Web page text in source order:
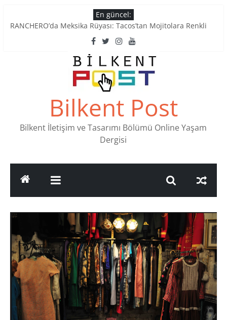
to
En güncel:
RANCHERO’da Meksika Rüyası: Tacos’tan Mojitolara Renkli
Ankara’nın Ruhunu Notalarda Yaşatan 4 Müzik Durağı
Pullardaki tarih: PTT Pul Müzesi
Stamp Collectors Unite: Places to Find Stamps in Ankara
Tatlı Konuşalım: Ankara’nın 4 Köklü Pastanesi
Bilkent Post
Bilkent İletişim ve Tasarımı Bölümü Online Yaşam
Dergisi